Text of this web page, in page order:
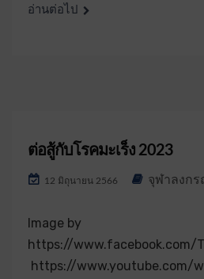
อ่านต่อไป
ต่อสู้กับโรคมะเร็ง 2023
12 มิถุนายน 2566 จุฬาลงก
Image by
https://www.facebook.com/
https://www.youtube.com/